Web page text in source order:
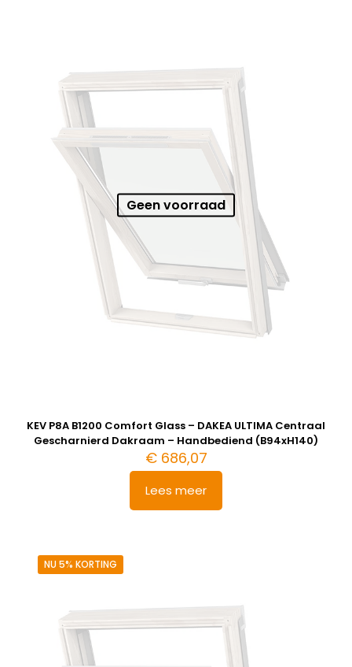
Geen voorraad
KEV P8A B1200 Comfort Glass – DAKEA ULTIMA Centraal
Gescharnierd Dakraam – Handbediend (B94xH140)
€686,07
Lees meer
NU 5% KORTING